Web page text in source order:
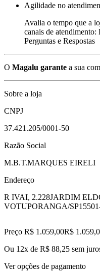
Agilidade no
Avalia o tempo que a
canais de
Perguntas e Respostas
O Magalu garante a sua
Sobre a loja
CNPJ
37.421.205/0001-50
Razão Social
M.B.T.MARQUES EIRELI
Endereço
R IVAI, 2.228JARDIM
VOTUPORANGA/SP
Preço R$ 1.059,00R$ 1.059,
Ou 12x de R$ 88,25 sem
Ver opções de pagamento